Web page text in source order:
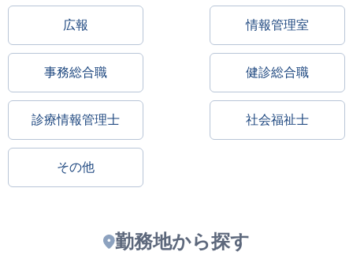
広報 情報管理室
事務総合職 健診総合職
診療情報管理士 社会福祉士
その他
勤務地から探す